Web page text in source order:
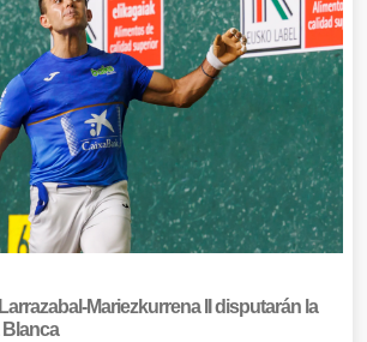
Mariezkurrena II disputarán la
Blanca